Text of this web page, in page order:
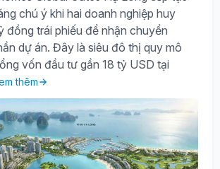
chú ý khi hai doanh nghiệp huy
đồng trái phiếu để nhận chuyển
dự án. Đây là siêu đô thị quy mô
vốn đầu tư gần 18 tỷ USD tại
thêm